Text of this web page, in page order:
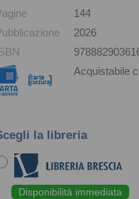
144
2026
Acquistabile
la libreria
Disponibilità immediata